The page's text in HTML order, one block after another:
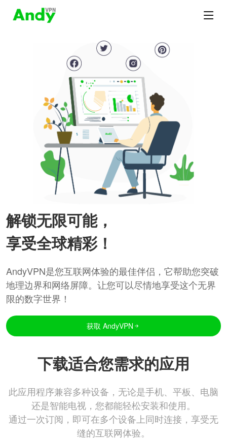
解锁无限可能，
享受全球精彩！
AndyVPN是您互联网体验的最佳伴侣，它帮助您突破
地理边界和网络屏障。让您可以尽情地享受这个无界
限的数字世界！
获取 AndyVPN
下载适合您需求的应用
此应用程序兼容多种设备，无论是手机、平板、电脑
还是智能电视，您都能轻松安装和使用。
通过一次订阅，即可在多个设备上同时连接，享受无
缝的互联网体验。